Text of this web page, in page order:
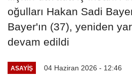
oğulları Hakan Sadi
Bayer'ın (37), yeniden
devam edildi
ASAYIŞ 04 Haziran 2026 - 12:46